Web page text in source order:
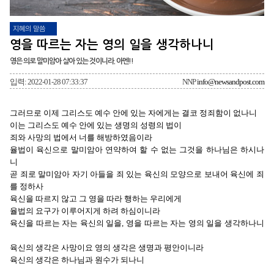
지혜의 말씀
영을 따르는 자는 영의 일을 생각하나니
영은 의로 말미암아 살아 있는 것이니라. 아멘!!
입력: 2022-01-28 07:33:37 NNPinfo@newsandpost.com
그러므로 이제 그리스도 예수 안에 있는 자에게는 결코 정죄함이 없나니
이는 그리스도 예수 안에 있는 생명의 성령의 법이
죄와 사망의 법에서 너를 해방하였음이라
율법이 육신으로 말미암아 연약하여 할 수 없는 그것을 하나님은 하시나
니
곧 죄로 말미암아 자기 아들을 죄 있는 육신의 모양으로 보내어 육신에 죄
를 정하사
육신을 따르지 않고 그 영을 따라 행하는 우리에게
율법의 요구가 이루어지게 하려 하심이니라
육신을 따르는 자는 육신의 일을, 영을 따르는 자는 영의 일을 생각하나니
육신의 생각은 사망이요 영의 생각은 생명과 평안이니라
육신의 생각은 하나님과 원수가 되나니